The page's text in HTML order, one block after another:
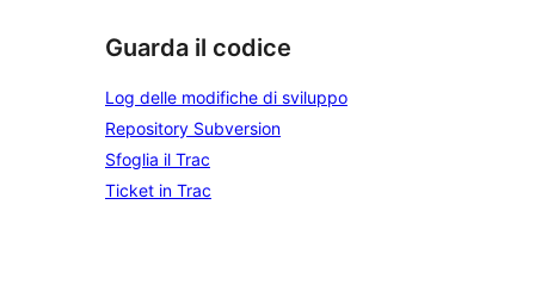
Guarda il codice
Log delle modifiche di sviluppo
Repository Subversion
Sfoglia il Trac
Ticket in Trac